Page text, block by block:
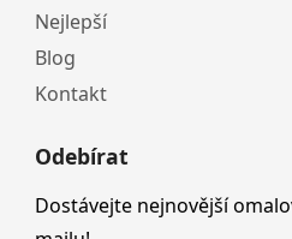
Nejlepší
Blog
Kontakt
Odebírat
Dostávejte nejnovější